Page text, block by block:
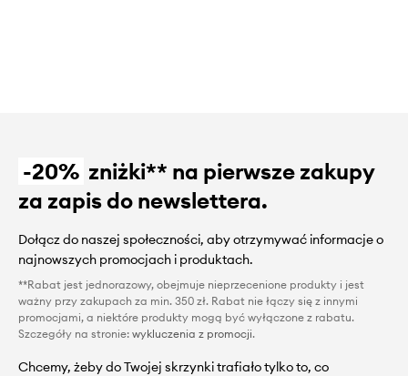
-20% zniżki** na pierwsze zakupy
za zapis do newslettera.
Dołącz do naszej społeczności, aby otrzymywać informacje o
najnowszych promocjach i produktach.
**Rabat jest jednorazowy, obejmuje nieprzecenione produkty i jest
ważny przy zakupach za min. 350 zł. Rabat nie łączy się z innymi
promocjami, a niektóre produkty mogą być wyłączone z rabatu.
Szczegóły na stronie: wykluczenia z promocji.
Chcemy, żeby do Twojej skrzynki trafiało tylko to, co